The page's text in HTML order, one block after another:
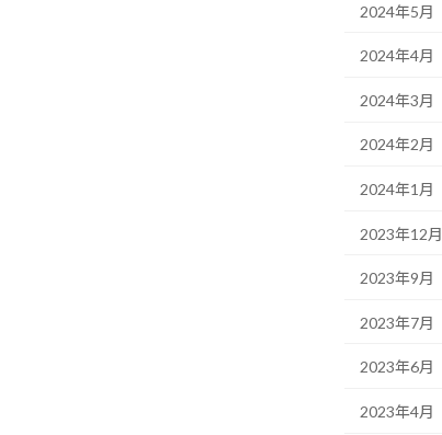
2024年5月
2024年4月
2024年3月
2024年2月
2024年1月
2023年12月
2023年9月
2023年7月
2023年6月
2023年4月